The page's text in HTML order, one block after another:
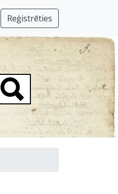
Reģistrēties